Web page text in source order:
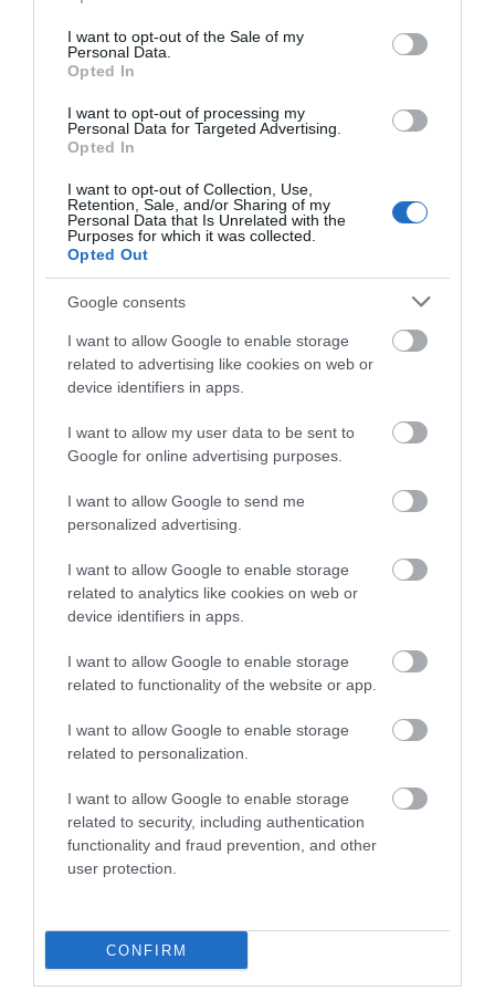
use your data for below specified purposes in below Google
consent section.
I want to opt-out of the Sale of my
Personal Data.
Opted In
I want to opt-out of processing my
Personal Data for Targeted Advertising.
Opted In
I want to opt-out of Collection, Use,
Retention, Sale, and/or Sharing of my
Personal Data that Is Unrelated with the
Purposes for which it was collected.
Opted Out
Google consents
I want to allow Google to enable storage
related to advertising like cookies on web or
device identifiers in apps.
I want to allow my user data to be sent to
Google for online advertising purposes.
I want to allow Google to send me
personalized advertising.
I want to allow Google to enable storage
related to analytics like cookies on web or
device identifiers in apps.
I want to allow Google to enable storage
related to functionality of the website or app.
I want to allow Google to enable storage
related to personalization.
I want to allow Google to enable storage
related to security, including authentication
functionality and fraud prevention, and other
user protection.
CONFIRM
A mozgalmának már 25 ezer tagja van. Megszavaztatja a
tagságot, hogy mit olvassanak legközelebb?
Én vagyok a kezdeményező. Eleinte csak a témakört
határoztam meg, például, hogy legyen egy sporttal
kapcsolatos könyv, egy regény Szabó Magdától, vagy egy
olyan könyv, amelyet a szerzője 30 éves kora előtt írt. Újabban
már konkrét könyvet is javaslok, mert azt tapasztaltam, sokan
tanácstalanok, és emiatt azt olvasták, amit én választottam.
Ehhez kapcsolódik, hogy a közelmúltban a Pécsi
Tudományegyetemen posztgraduális diplomát szerzett
Kommunikációból és politológiából van alap és
mesterdiplomám, ezt az egyéves kurzust pedig azért
végeztem el, mert nagyon érdekel a könyvkészítés a nyomdai
munkálatoktól kezdve odáig, hogy milyen a jó kézirat. A
híradózás mellett ugyanis ezzel szeretnék foglalkozni a